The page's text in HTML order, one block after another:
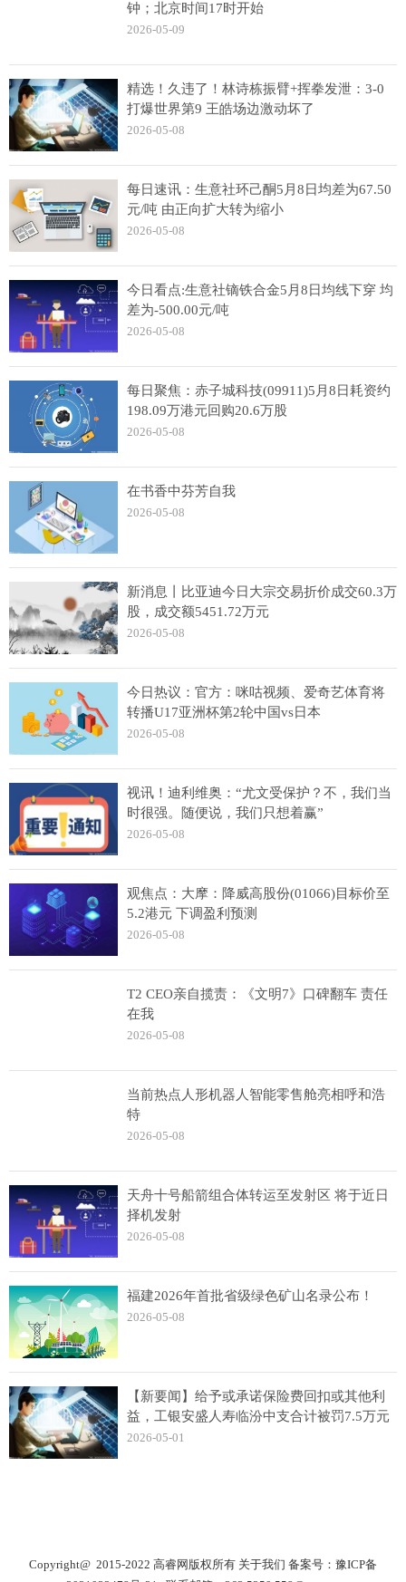
钟；北京时间17时开始
2026-05-09
精选！久违了！林诗栋振臂+挥拳发泄：3-0
打爆世界第9 王皓场边激动坏了
2026-05-08
每日速讯：生意社环己酮5月8日均差为67.50
元/吨 由正向扩大转为缩小
2026-05-08
今日看点:生意社镝铁合金5月8日均线下穿 均
差为-500.00元/吨
2026-05-08
每日聚焦：赤子城科技(09911)5月8日耗资约
198.09万港元回购20.6万股
2026-05-08
在书香中芬芳自我
2026-05-08
新消息丨比亚迪今日大宗交易折价成交60.3万
股，成交额5451.72万元
2026-05-08
今日热议：官方：咪咕视频、爱奇艺体育将
转播U17亚洲杯第2轮中国vs日本
2026-05-08
视讯！迪利维奥：“尤文受保护？不，我们当
时很强。随便说，我们只想着赢”
2026-05-08
观焦点：大摩：降威高股份(01066)目标价至
5.2港元 下调盈利预测
2026-05-08
T2 CEO亲自揽责：《文明7》口碑翻车 责任
在我
2026-05-08
当前热点人形机器人智能零售舱亮相呼和浩
特
2026-05-08
天舟十号船箭组合体转运至发射区 将于近日
择机发射
2026-05-08
福建2026年首批省级绿色矿山名录公布！
2026-05-08
【新要闻】给予或承诺保险费回扣或其他利
益，工银安盛人寿临汾中支合计被罚7.5万元
2026-05-01
Copyright@ 2015-2022 高睿网版权所有 关于我们 备案号： 豫ICP备